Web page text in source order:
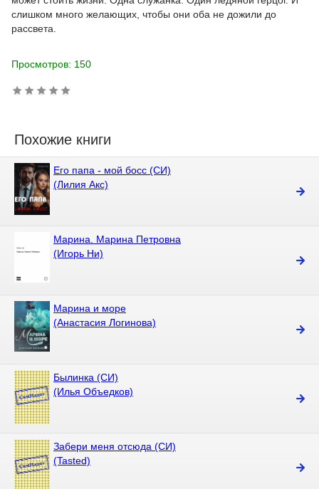
слишком много желающих, чтобы они оба не дожили до
рассвета.
Просмотров: 150
Похожие книги
Его папа - мой босс (СИ)
(Лилия Акс)
Марина. Марина Петровна
(Игорь Ни)
Марина и море
(Анастасия Логинова)
Былинка (СИ)
(Илья Объедков)
Забери меня отсюда (СИ)
(Tasted)